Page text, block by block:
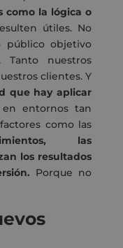
como la lógica o
útiles. No
público objetivo
Tanto nuestros
clientes. Y
que hay aplicar
entornos tan
como las
las
los resultados
Porque no